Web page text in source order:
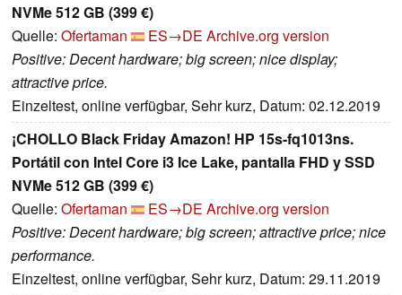
NVMe 512 GB (399 €)
Quelle: Ofertaman ES→DE Archive.org version
Positive: Decent hardware; big screen; nice display;
attractive price.
Einzeltest, online verfügbar, Sehr kurz, Datum: 02.12.2019
¡CHOLLO Black Friday Amazon! HP 15s-fq1013ns.
Portátil con Intel Core i3 Ice Lake, pantalla FHD y SSD
NVMe 512 GB (399 €)
Quelle: Ofertaman ES→DE Archive.org version
Positive: Decent hardware; big screen; attractive price; nice
performance.
Einzeltest, online verfügbar, Sehr kurz, Datum: 29.11.2019